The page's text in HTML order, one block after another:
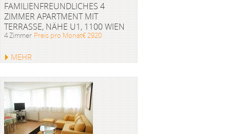
FAMILIENFREUNDLICHES 4
ZIMMER APARTMENT MIT
TERRASSE, NÄHE U1, 1100 WIEN
4 Zimmer Preis pro Monat€ 2920
MEHR